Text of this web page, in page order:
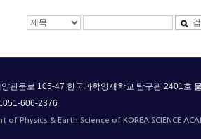
관문로 105-47 한국과학영재학교 탐구관 2401호
606-2376
Physics & Earth Science of KOREA SCIENCE